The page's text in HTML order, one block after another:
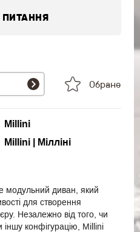
Обране
Millini
Millini | Мілліні
модульний диван, який
для створення
Незалежно від того, чи
іншу конфігурацію, Millini